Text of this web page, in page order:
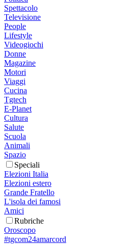
Spettacolo
Televisione
People
Lifestyle
Videogiochi
Donne
Magazine
Motori
Viaggi
Cucina
Tgtech
E-Planet
Cultura
Salute
Scuola
Animali
Spazio
Speciali
Elezioni Italia
Elezioni estero
Grande Fratello
L'isola dei famosi
Amici
Rubriche
Oroscopo
#tgcom24amarcord